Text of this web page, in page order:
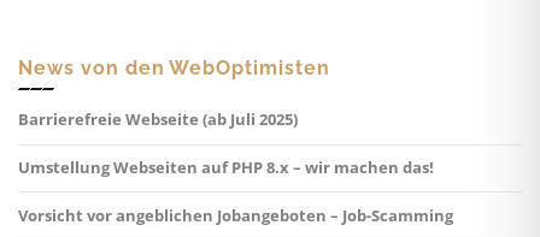
News von den WebOptimisten
Barrierefreie Webseite (ab Juli 2025)
Umstellung Webseiten auf PHP 8.x – wir machen das!
Vorsicht vor angeblichen Jobangeboten – Job-Scamming